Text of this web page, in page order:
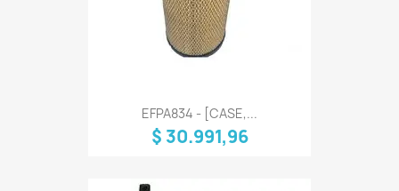
EFPA834 - [CASE,...
$ 30.991,96